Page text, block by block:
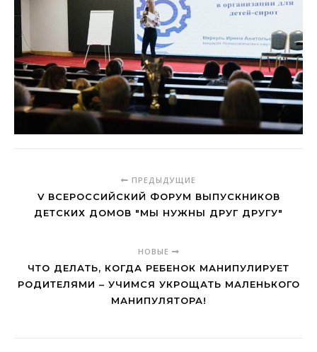
ПРЕДЫДУЩИЕ
V ВСЕРОССИЙСКИЙ ФОРУМ ВЫПУСКНИКОВ
ДЕТСКИХ ДОМОВ "МЫ НУЖНЫ ДРУГ ДРУГУ"
НОВЫЕ
ЧТО ДЕЛАТЬ, КОГДА РЕБЕНОК МАНИПУЛИРУЕТ
РОДИТЕЛЯМИ – УЧИМСЯ УКРОЩАТЬ МАЛЕНЬКОГО
МАНИПУЛЯТОРА!